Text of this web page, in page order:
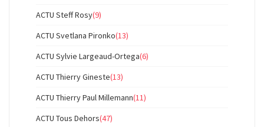
ACTU Steff Rosy(9)
ACTU Svetlana Pironko(13)
ACTU Sylvie Largeaud-Ortega(6)
ACTU Thierry Gineste(13)
ACTU Thierry Paul Millemann(11)
ACTU Tous Dehors(47)